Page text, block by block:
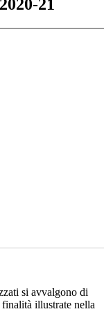
21
si avvalgono di
illustrate nella